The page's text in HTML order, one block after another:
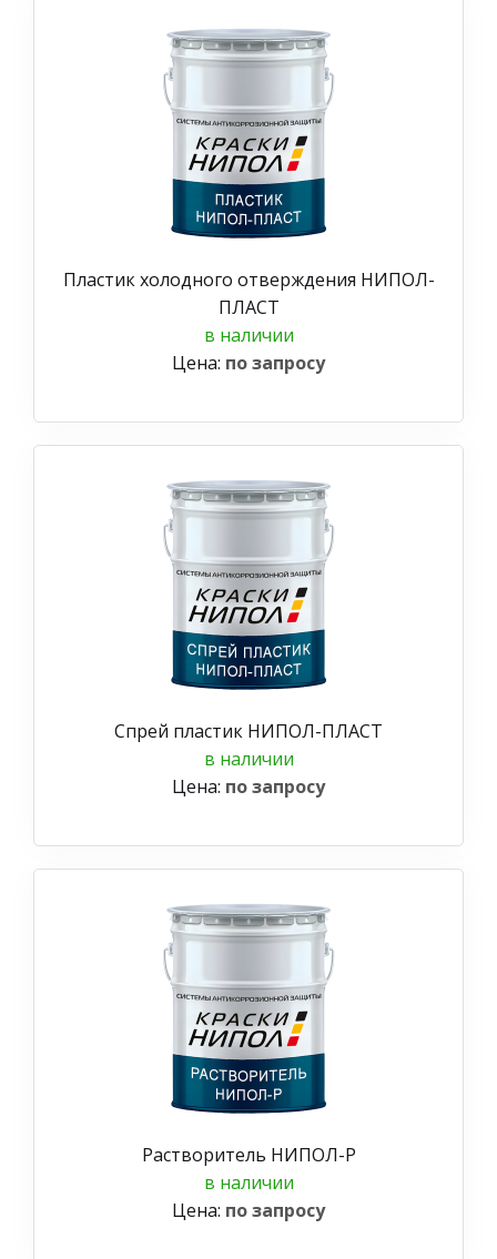
Пластик холодного отверждения НИПОЛ-
ПЛАСТ
в наличии
Цена: по запросу
Спрей пластик НИПОЛ-ПЛАСТ
в наличии
Цена: по запросу
Растворитель НИПОЛ-Р
в наличии
Цена: по запросу